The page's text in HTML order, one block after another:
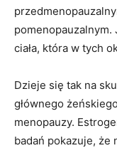
pomenopauzalnym.
ciała, która w tych
Dzieje się tak na
głównego
menopauzy.
badań pokazuje, że